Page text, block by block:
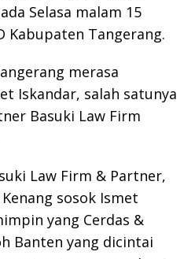
Selasa malam 15
Kabupaten Tangerang.
merasa
Iskandar, salah satunya
Basuki Law Firm
Law Firm & Partner,
Kenang sosok Ismet
yang Cerdas &
Banten yang dicintai